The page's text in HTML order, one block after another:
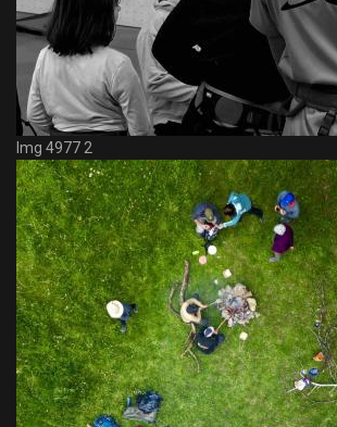
Img 4977 2